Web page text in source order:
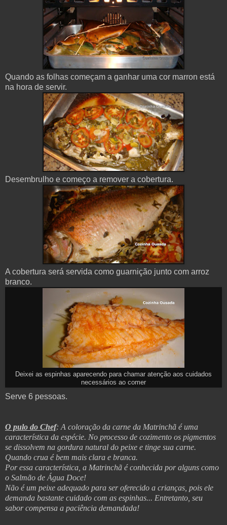
Quando as folhas começam a ganhar uma cor marron está
na hora de servir.
Desembrulho e começo a remover a cobertura.
A cobertura será servida como guarnição junto com arroz
branco.
Deixei as espinhas aparecendo para chamar atenção aos cuidados
necessários ao comer
Serve 6 pessoas.
O pulo do Chef: A coloração da carne da Matrinchã é uma
característica da espécie. No processo de cozimento os pigmentos
se dissolvem na gordura natural do peixe e tinge sua carne.
Quando crua é bem mais clara e branca.
Por essa característica, a Matrinchã é conhecida por alguns como
o Salmão de Água Doce!
Não é um peixe adequado para ser oferecido a crianças, pois ele
demanda bastante cuidado com as espinhas... Entretanto, seu
sabor compensa a paciência demandada!